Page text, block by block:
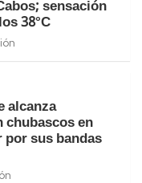
sensación
38°C
alcanza
chubascos en
sus bandas